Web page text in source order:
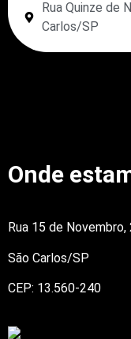
Rua Quinze de
Carlos/SP
Onde
Rua 15 de
São Carlos/SP
CEP: 13.560-240